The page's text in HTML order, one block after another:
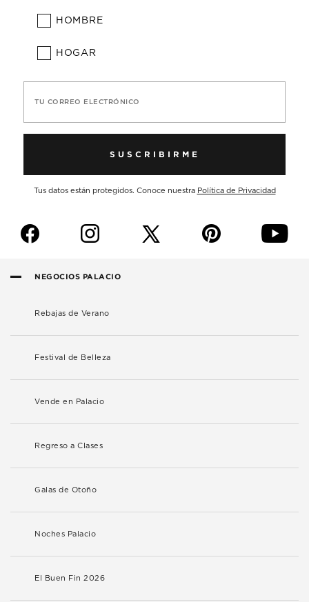
HOMBRE
HOGAR
TU CORREO ELECTRÓNICO
SUSCRIBIRME
Tus datos están protegidos. Conoce nuestra Política de Privacidad
f i p y
NEGOCIOS PALACIO
Rebajas de Verano
Festival de Belleza
Vende en Palacio
Regreso a Clases
Galas de Otoño
Noches Palacio
El Buen Fin 2026